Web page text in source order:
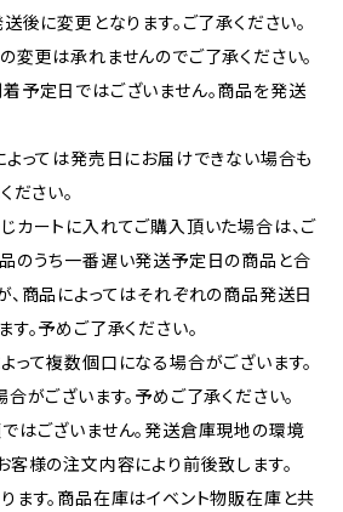
後に変更となります。ご了承ください。
更は承れませんのでご了承ください。
予定日ではございません。商品を発送
っては発売日にお届けできない場合も
ださい。
カートに入れてご購入頂いた場合は、ご
のうち一番遅い発送予定日の商品と合
、商品によってはそれぞれの商品発送日
。予めご了承ください。
て複数個口になる場合がございます。
がございます。予めご了承ください。
はございません。発送倉庫現地の環境
様の注文内容により前後致します。
す。商品在庫はイベント物販在庫と共